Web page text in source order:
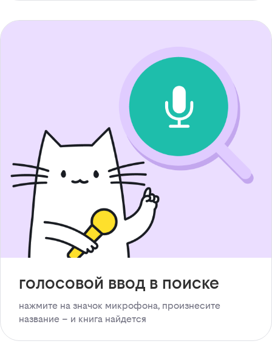
голосовой ввод в поиске
нажмите на значок микрофона, произнесите
название – и книга найдется